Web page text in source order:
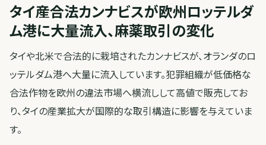
タイ産合法カンナビスが欧州ロッテルダ
ム港に大量流入、麻薬取引の変化
タイや北米で合法的に栽培されたカンナビスが、オランダのロ
ッテルダム港へ大量に流入しています。犯罪組織が低価格な
合法作物を欧州の違法市場へ横流しして高値で販売してお
り、タイの産業拡大が国際的な取引構造に影響を与えていま
す。